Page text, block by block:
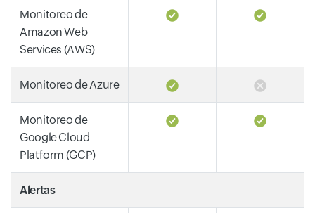
Monitoreo de
Amazon Web
Services (AWS)
Monitoreo de Azure
Monitoreo de
Google Cloud
Platform (GCP)
Alertas